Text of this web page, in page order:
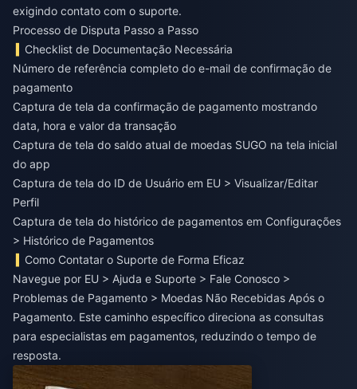
exigindo contato com o suporte.
Processo de Disputa Passo a Passo
Checklist de Documentação Necessária
Número de referência completo do e-mail de confirmação de
pagamento
Captura de tela da confirmação de pagamento mostrando
data, hora e valor da transação
Captura de tela do saldo atual de moedas SUGO na tela inicial
do app
Captura de tela do ID de Usuário em EU > Visualizar/Editar
Perfil
Captura de tela do histórico de pagamentos em Configurações
> Histórico de Pagamentos
Como Contatar o Suporte de Forma Eficaz
Navegue por EU > Ajuda e Suporte > Fale Conosco >
Problemas de Pagamento > Moedas Não Recebidas Após o
Pagamento. Este caminho específico direciona as consultas
para especialistas em pagamentos, reduzindo o tempo de
resposta.